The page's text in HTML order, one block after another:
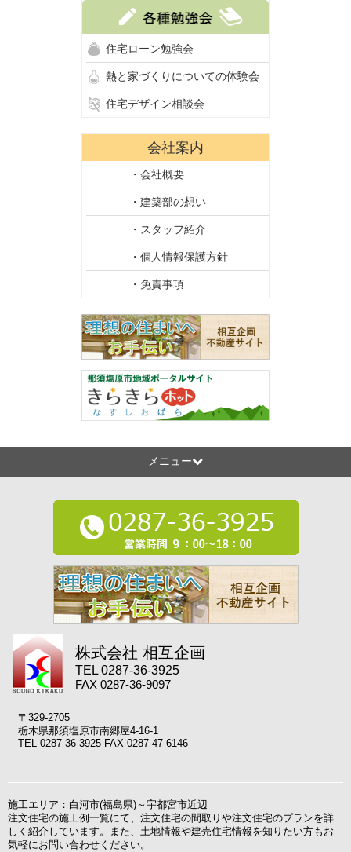
住宅ローン勉強会
熱と家づくりについての体験会
住宅デザイン相談会
会社案内
・会社概要
・建築部の想い
・スタッフ紹介
・個人情報保護方針
・免責事項
メニュー
株式会社 相互企画
TEL 0287-36-3925
FAX 0287-36-9097
〒329-2705
栃木県那須塩原市南郷屋4-16-1
TEL 0287-36-3925 FAX 0287-47-6146
施工エリア：白河市(福島県)～宇都宮市近辺
注文住宅の施工例一覧にて、注文住宅の間取りや注文住宅のプランを詳
しく紹介しています。また、土地情報や建売住宅情報を知りたい方もお
気軽にお問い合わせください。